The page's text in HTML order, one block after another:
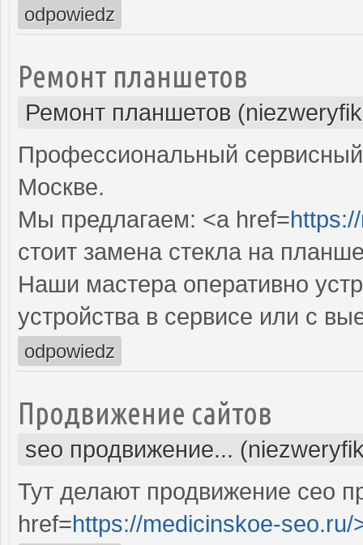
odpowiedz
Ремонт планшетов
Ремонт планшетов
Профессиональный
Москве.
Мы предлагаем: <a href=
стоит замена стекла на
Наши мастера оперативно
устройства в сервисе или с
odpowiedz
Продвижение сайтов
seo продвижение...
Тут делают продвижение сео
href=https://medicinskoe-seo.ru/